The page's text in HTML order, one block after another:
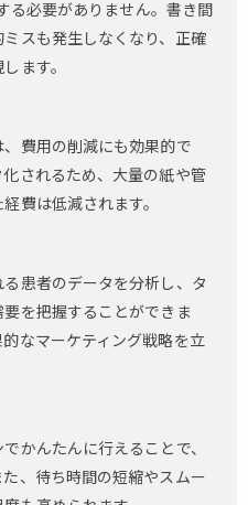
る必要がありません。書き間
スも発生しなくなり、正確
ます。
費用の削減にも効果的で
されるため、大量の紙や管
費は低減されます。
患者のデータを分析し、タ
を把握することができま
なマーケティング戦略を立
かんたんに行えることで、
、待ち時間の短縮やスムー